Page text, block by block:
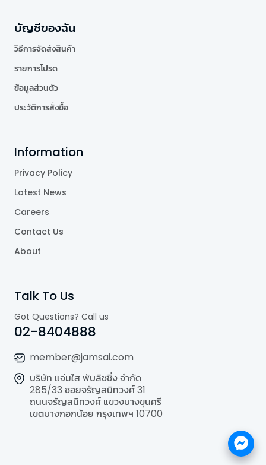
บัญชีของฉัน
วิธีการจัดส่งสินค้า
รายการโปรด
ข้อมูลส่วนตัว
ประวัติการสั่งซื้อ
Information
Privacy Policy
Latest News
Careers
Contact Us
About
Talk To Us
Got Questions? Call us
02-8404888
member@jamsai.com
บริษัท แจ่มใส พับลิชชิ่ง จำกัด
285/33 ซอยจรัญสนิทวงศ์ 31
ถนนจรัญสนิทวงศ์ แขวงบางขุนศรี
เขตบางกอกน้อย กรุงเทพฯ 10700